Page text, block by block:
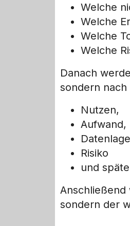
Welche
Welche
Welche
Welche
Danach
sondern nach
Nutzen,
Aufwand,
Risiko
und
sondern der